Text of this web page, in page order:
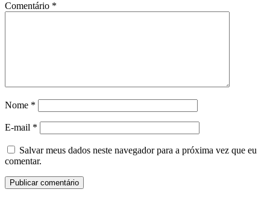
Comentário *
Nome *
E-mail *
Salvar meus dados neste navegador para a próxima vez que eu
comentar.